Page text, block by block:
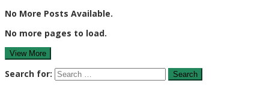
No More Posts Available.
No more pages to load.
View More
Search for: